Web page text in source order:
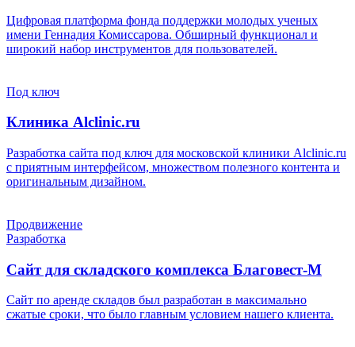
Цифровая платформа фонда поддержки молодых ученых
имени Геннадия Комиссарова. Обширный функционал и
широкий набор инструментов для пользователей.
Под ключ
Клиника Alclinic.ru
Разработка сайта под ключ для московской клиники Alclinic.ru
с приятным интерфейсом, множеством полезного контента и
оригинальным дизайном.
Продвижение
Разработка
Сайт для складского комплекса Благовест-М
Сайт по аренде складов был разработан в максимально
сжатые сроки, что было главным условием нашего клиента.